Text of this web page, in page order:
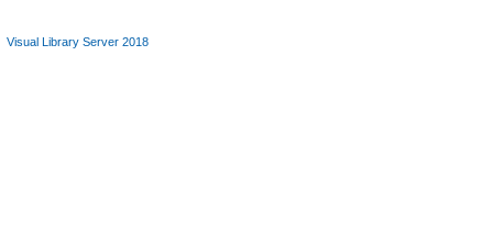
Visual Library Server 2018